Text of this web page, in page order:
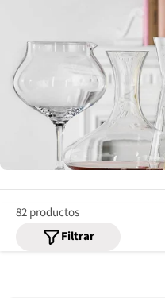
82 productos
Filtrar